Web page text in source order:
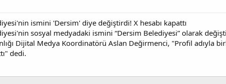
ismini 'Dersim' diye değiştirdi! X hesabı kapattı
sosyal medyadaki ismini “Dersim Belediyesi” olarak
Dijital Medya Koordinatörü Aslan Değirmenci, "Profil adıyla
dedi.